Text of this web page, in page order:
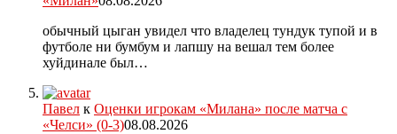
обычный цыган увидел что владелец тундук тупой и в
футболе ни бумбум и лапшу на вешал тем более
хуйдинале был…
Павел к Оценки игрокам «Милана» после матча с
«Челси» (0-3)08.08.2026